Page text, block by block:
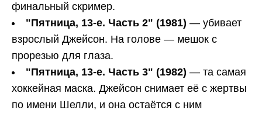
финальный скример.
"Пятница, 13-е. Часть 2" (1981) — убивает
взрослый Джейсон. На голове — мешок с
прорезью для глаза.
"Пятница, 13-е. Часть 3" (1982) — та самая
хоккейная маска. Джейсон снимает её с жертвы
по имени Шелли, и она остаётся с ним